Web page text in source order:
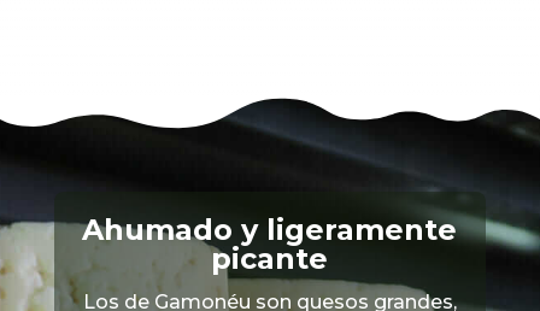
Ahumado y ligeramente
picante
Los de Gamonéu son quesos grandes,